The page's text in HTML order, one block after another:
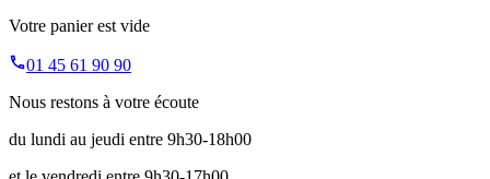
Votre panier est vide
01 45 61 90 90
Nous restons à votre écoute
du lundi au jeudi entre 9h30-18h00